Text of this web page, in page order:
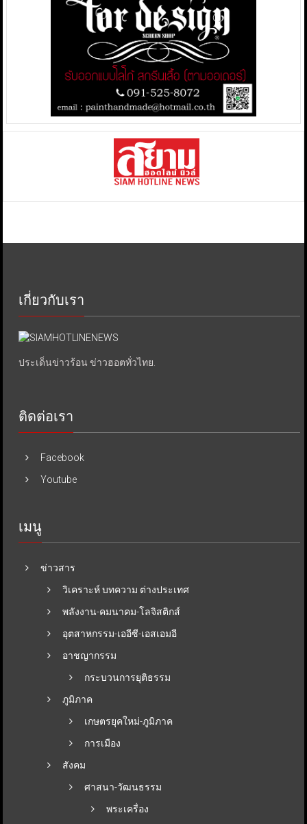
เกี่ยวกับเรา
ประเด็นข่าวร้อน ข่าวฮอตทั่วไทย.
ติดต่อเรา
Facebook
Youtube
เมนู
ข่าวสาร
วิเคราะห์ บทความ ต่างประเทศ
พลังงาน-คมนาคม-โลจิสติกส์
อุตสาหกรรม-เออีซี-เอสเอมอี
อาชญากรรม
กระบวนการยุติธรรม
ภูมิภาค
เกษตรยุคใหม่-ภูมิภาค
การเมือง
สังคม
ศาสนา-วัฒนธรรม
พระเครื่อง